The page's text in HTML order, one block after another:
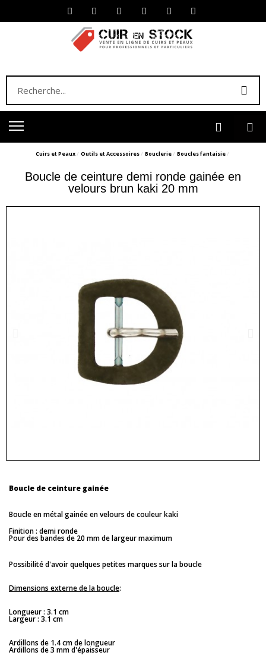
Cuirs et Peaux Outils et Accessoires Bouclerie Boucles fantaisie
Boucle de ceinture demi ronde gainée en
velours brun kaki 20 mm
Boucle de ceinture gainée
Boucle en métal gainée en velours de couleur kaki
Finition : demi ronde
Pour des bandes de 20 mm de largeur maximum
Possibilité d'avoir quelques petites marques sur la boucle
Dimensions externe de la boucle:
Longueur : 3.1 cm
Largeur : 3.1 cm
Ardillons de 1.4 cm de longueur
Ardillons de 3 mm d'épaisseur